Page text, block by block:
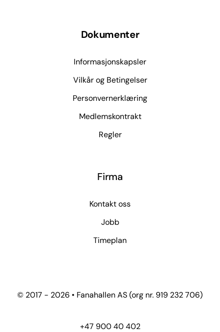
Dokumenter
Informasjonskapsler
Vilkår og Betingelser
Personvernerklæring
Medlemskontrakt
Regler
Firma
Kontakt oss
Jobb
Timeplan
© 2017 - 2026 • Fanahallen AS (org nr. 919 232 706)
+47 900 40 402